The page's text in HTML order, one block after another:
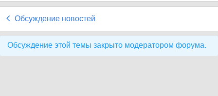
Обсуждение новостей
Обсуждение этой темы закрыто модератором форума.